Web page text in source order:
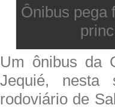
Ônibus pega
Um ônibus da
Jequié, nesta
rodoviário de